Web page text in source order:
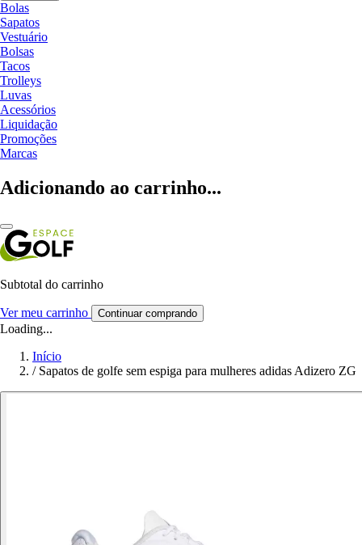
Bolas
Sapatos
Vestuário
Bolsas
Tacos
Trolleys
Luvas
Acessórios
Liquidação
Promoções
Marcas
Adicionando ao carrinho...
Subtotal do carrinho
Ver meu carrinho Continuar comprando
Loading...
Início
/ Sapatos de golfe sem espiga para mulheres adidas Adizero ZG